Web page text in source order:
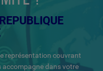
représentation couvrant
accompagne dans votre